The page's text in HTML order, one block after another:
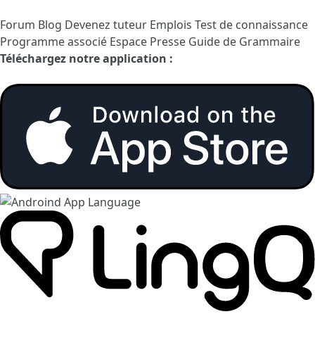
Forum Blog Devenez tuteur Emplois Test de connaissance
Programme associé Espace Presse Guide de Grammaire
Téléchargez notre application :